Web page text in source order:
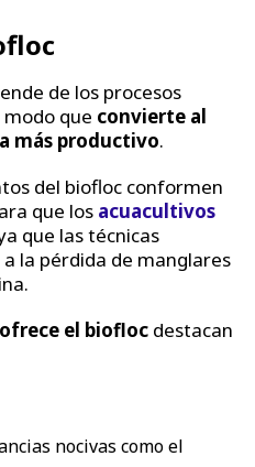
de los procesos
que convierte al
más productivo.
del biofloc conformen
que los acuacultivos
que las técnicas
la pérdida de manglares
el biofloc destacan
nocivas como el